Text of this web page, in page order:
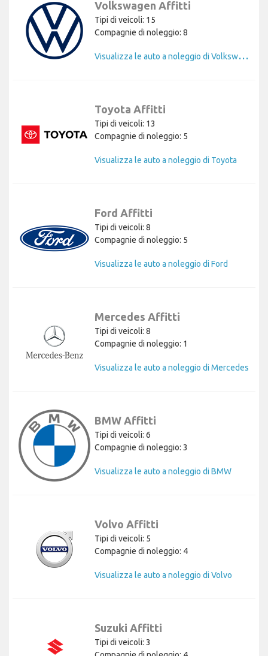
Volkswagen Affitti
Tipi di veicoli: 15
Compagnie di noleggio: 8
V
isualizza le auto a noleggio di Volkswagen
Toyota Affitti
Tipi di veicoli: 13
Compagnie di noleggio: 5
Visualizza le auto a noleggio di Toyota
Ford Affitti
Tipi di veicoli: 8
Compagnie di noleggio: 5
Visualizza le auto a noleggio di Ford
Mercedes Affitti
Tipi di veicoli: 8
Compagnie di noleggio: 1
Visualizza le auto a noleggio di Mercedes
BMW Affitti
Tipi di veicoli: 6
Compagnie di noleggio: 3
Visualizza le auto a noleggio di BMW
Volvo Affitti
Tipi di veicoli: 5
Compagnie di noleggio: 4
Visualizza le auto a noleggio di Volvo
Suzuki Affitti
Tipi di veicoli: 3